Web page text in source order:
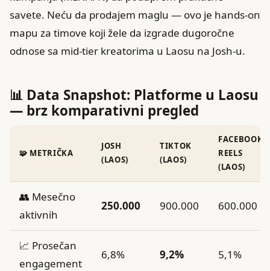
savete. Neću da prodajem maglu — ovo je hands-on
mapu za timove koji žele da izgrade dugoročne
odnose sa mid-tier kreatorima u Laosu na Josh-u.
📊 Data Snapshot: Platforme u Laosu
— brz komparativni pregled
🧩 METRIČKA
JOSH
(LAOS)
TIKTOK
(LAOS)
FACEBOOK
REELS
(LAOS)
👥 Mesečno
aktivnih
250.000 900.000 600.000
📈 Prosečan
engagement
6,8% 9,2% 5,1%